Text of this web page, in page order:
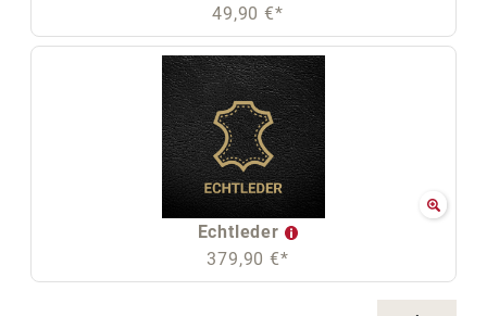
49,90 €*
Echtleder
379,90 €*